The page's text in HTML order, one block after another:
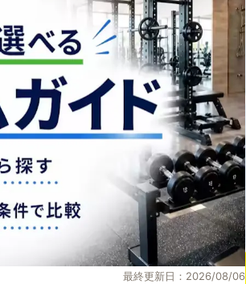
最終更新日：2026/08/06